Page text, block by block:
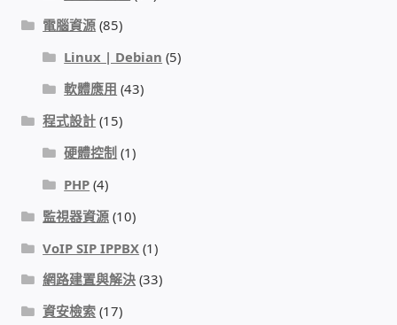
建築技術設備設置
租屋維修、租屋安全
智慧電錶、儲值、雲端 電子式電錶
公用房間插卡計費方案
充電樁
線上網路購物
DIY材料
電腦資源 (85)
Linux | Debian (5)
軟體應用 (43)
程式設計 (15)
硬體控制 (1)
PHP (4)
監視器資源 (10)
VoIP SIP IPPBX (1)
網路建置與解決 (33)
資安檢索 (17)